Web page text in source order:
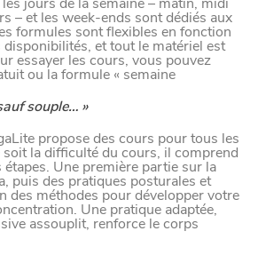
– et les week-ends sont dédiés aux
formules sont flexibles en fonction
et tout le matériel est
essayer les cours, vous pouvez
ou la formule « semaine
souple… »
propose des cours pour tous les
soit la difficulté du cours, il comprend
Une première partie sur la
puis des pratiques posturales et
des méthodes pour développer votre
Une pratique adaptée,
assouplit, renforce le corps